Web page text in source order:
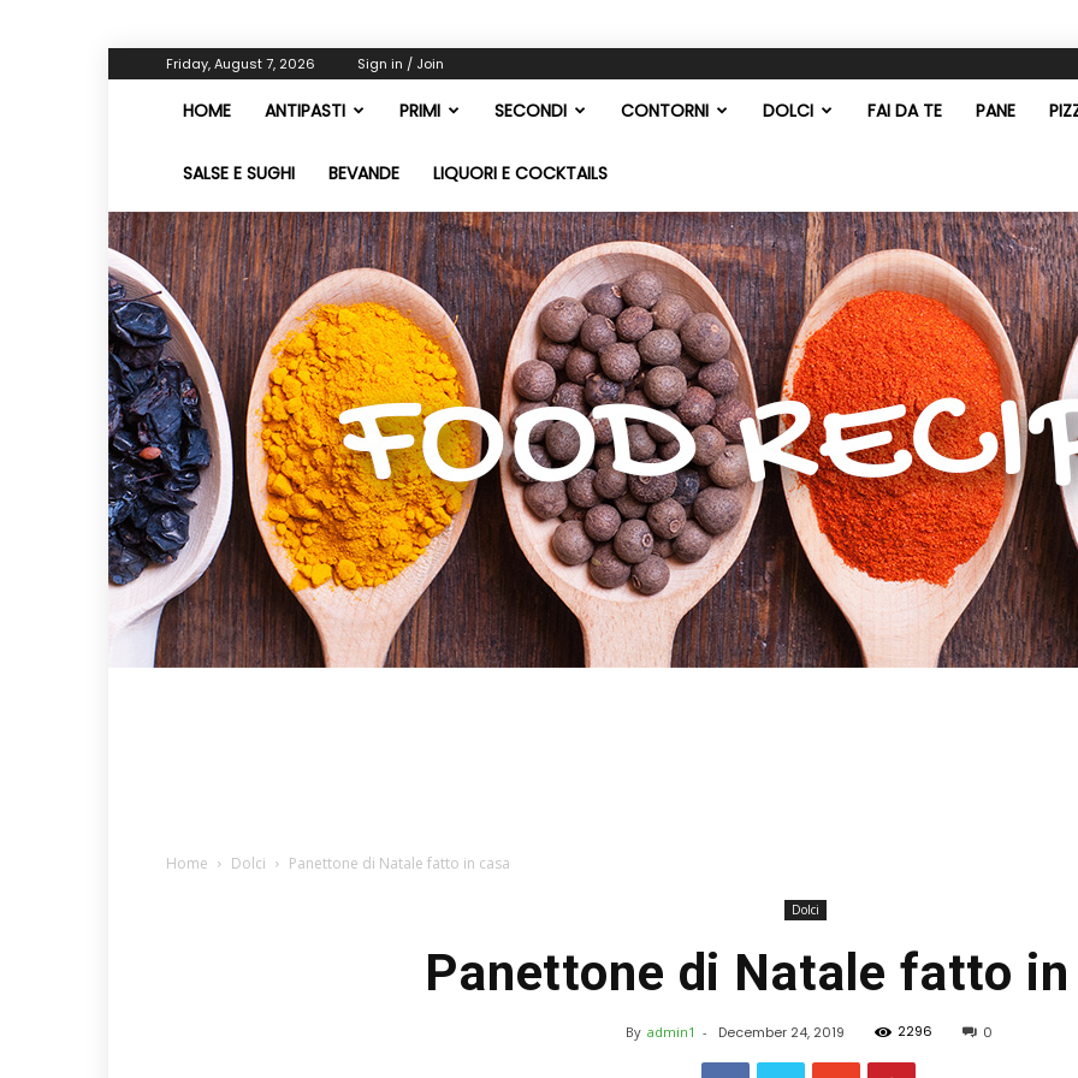
Friday, August 7, 2026 Sign in / Join
HOME ANTIPASTI PRIMI SECONDI CONTORNI DOLCI FAI DA TE PANE
SALSE E SUGHI BEVANDE LIQUORI E COCKTAILS
Profumi
Home Dolci Panettone di Natale fatto in casa
Dolci
Panettone di Natale fatto
By admin1 - December 24, 2019 2296 0